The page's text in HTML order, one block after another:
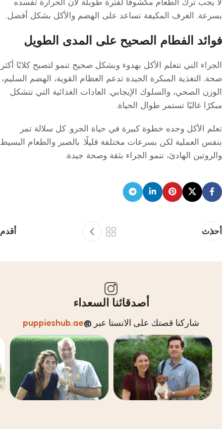
بسرعة. الغرف المكيفة تساعد على الهضم والأكل بشكل أفضل.
فوائد الفطام الصحيح على المدى الطويل
الجراء التي تتعلم الأكل بهدوء وبشكل صحيح تنمو لتصبح كلابًا أكثر
صحة. التغذية المبكرة الجيدة تدعم العظام القوية، الهضم السليم،
الوزن الصحي، والسلوك الإيجابي. العادات الغذائية التي تتشكل
مبكرًا غالبًا تستمر طوال الحياة.
تعلم الأكل وحده خطوة كبيرة في حياة الجرو. كل سلالة تمر
بنفس العملية لكن بسرعات مختلفة قليلًا. بالصبر والطعام البسيط
والروتين الهادئ، تنمو الجراء بثقة وصحة جيدة.
أحدث أقدم
أصدقائنا السعداء
شاركنا قصتك على الانستا عبر @
puppieshub.ae